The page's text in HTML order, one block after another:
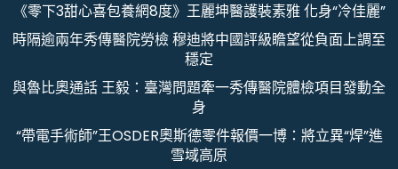
《零下3甜心喜包養網8度》王麗坤醫護裝素雅 化身“冷佳麗”
時隔逾兩年秀傳醫院勞檢 穆迪將中國評級瞻望從負面上調至
穩定
與魯比奧通話 王毅：臺灣問題牽一秀傳醫院體檢項目發動全
身
“帶電手術師”王OSDER奧斯德零件報價一博：將立異“焊”進
雪域高原